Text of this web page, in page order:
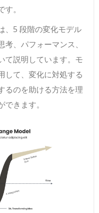
。
、5 段階の変化モデル
、パフォーマンス、
て説明しています。モ
して、変化に対処する
るのを助ける方法を理
きます。